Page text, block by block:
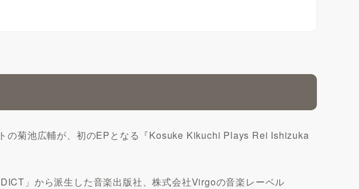
の菊池広輔が、初のEPとなる『Kosuke Kikuchi Plays Rei Ishizuka
」から派生した音楽出版社、株式会社Virgoの音楽レーベル